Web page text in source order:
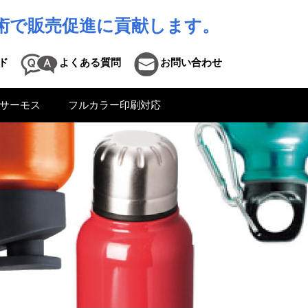
販売促進に貢献します。
よくある質問 お問い合わせ
サーモス フルカラー印刷対応